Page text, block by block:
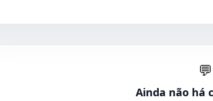
💬
Ainda não há